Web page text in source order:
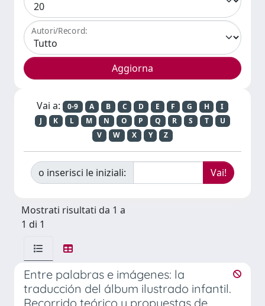
Autori/Record:
Vai a: 0-9 A B C D E F G H
I
J
K L M N O P Q R S T
U
V
W X Y Z
o inserisci le iniziali:
Mostrati risultati da 1 a
1 di 1
Entre palabras e imágenes: la
traducción del álbum ilustrado infantil.
Recorrido teórico y propuestas de